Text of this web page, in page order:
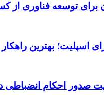
برای توسعه فناوری از
برای اسپلیت؛ بهترین
صدور احکام